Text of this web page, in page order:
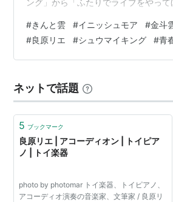
ですが、良原さんが紡ぎ出すメロディ
そのサウンドへのこだわりを改めて感
自分が書いた歌詞の若さに苦笑いし
ても、良原さんの作るメロディは、
い！当時は声帯も若いので、力任せ
#きんと雲 #イニッシュモア #金斗
#良原リエ #シュウマイキング #青
ネットで話題
5 ブックマーク
良原リエ | アコーディオン | トイピア
ノ | トイ楽器
photo by photomar ​トイ楽器、トイピアノ、
アコーディオ演奏の音楽家、文筆家 / 良原リ